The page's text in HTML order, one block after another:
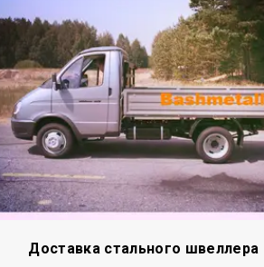
Доставка стального швеллера